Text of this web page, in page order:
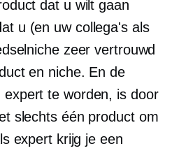
dat u wilt gaan
u (en uw collega's als
zeer vertrouwd
en niche. En de
​​expert te worden, is door
slechts één product om
expert krijg je een